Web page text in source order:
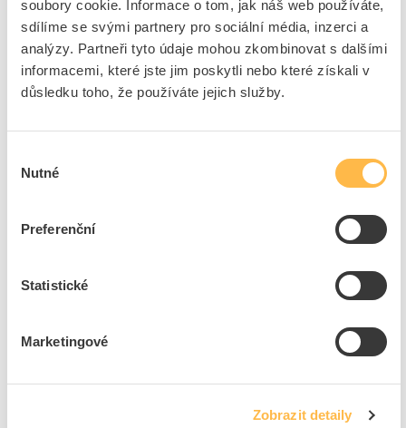
soubory cookie. Informace o tom, jak náš web používáte,
sdílíme se svými partnery pro sociální média, inzerci a
analýzy. Partneři tyto údaje mohou zkombinovat s dalšími
informacemi, které jste jim poskytli nebo které získali v
důsledku toho, že používáte jejich služby.
souhlasu
Nutné
Preferenční
Statistické
Marketingové
Zobrazit detaily
Značka PROTEC.CLASS
Cena s DPH 3 065,98 Kč/ks
ks do košíku
Cena s DPH 578,82 Kč/ks
ks do košíku